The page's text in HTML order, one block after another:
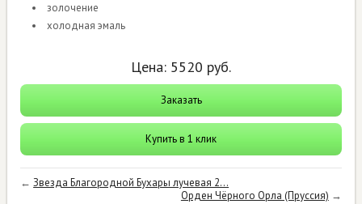
золочение
холодная эмаль
Цена: 5520 руб.
Заказать
Купить в 1 клик
←Звезда Благородной Бухары лучевая 2...
Орден Чёрного Орла (Пруссия) →